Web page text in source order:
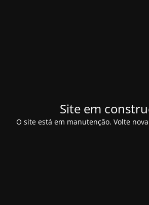
Site em
O site está em manutenção. Volte